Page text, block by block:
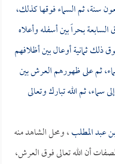
سنة، ثم السماء فوقها كذلك،
بحراً بين أسفله وأعلاه
ذلك ثمانية أوعال بين أظلافهم
ثم على ظهورهم العرش بين
سماء، ثم الله تبارك وتعالى
عبد المطلب، ومحل الشاهد منه
أن الله تعالى فوق العرش،